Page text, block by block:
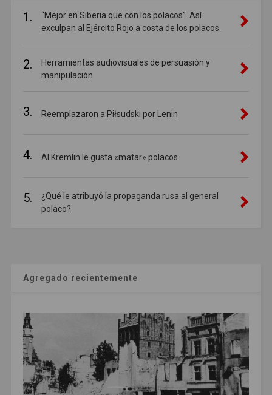
1.
“Mejor en Siberia que con los polacos”. Así
exculpan al Ejército Rojo a costa de los polacos.
2.
Herramientas audiovisuales de persuasión y
manipulación
3. Reemplazaron a Piłsudski por Lenin
4. Al Kremlin le gusta «matar» polacos
5.
¿Qué le atribuyó la propaganda rusa al general
polaco?
Agregado recientemente